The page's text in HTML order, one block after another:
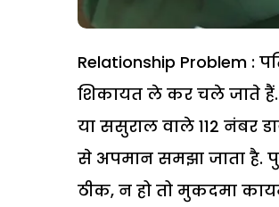
Relationship Problem :
शिकायत ले कर चले जाते हैं.
या ससुराल वाले 112 नंबर
से अपमान समझा जाता है.
ठीक, न हो तो मुकदमा